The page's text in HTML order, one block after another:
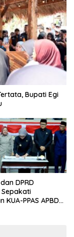
Bupati Egi
DPRD
KUA-PPAS APBD